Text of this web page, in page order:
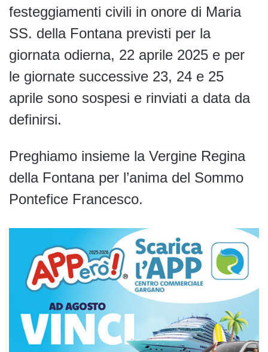
festeggiamenti civili in onore di Maria
SS. della Fontana previsti per la
giornata odierna, 22 aprile 2025 e per
le giornate successive 23, 24 e 25
aprile sono sospesi e rinviati a data da
definirsi.
Preghiamo insieme la Vergine Regina
della Fontana per l’anima del Sommo
Pontefice Francesco.